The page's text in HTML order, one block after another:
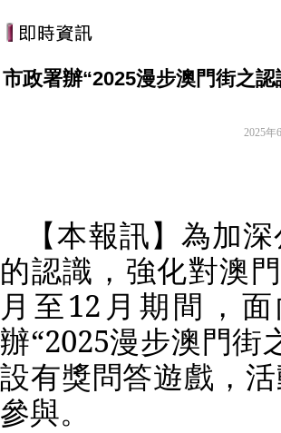
市政署辦“2025漫步澳門街之
2025年
【本報訊】為加
的認識，強化對澳
月至12 月期間，
辦“2025漫步澳門街
設有獎問答遊戲，
參與。